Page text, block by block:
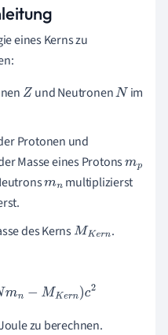
eines Kerns zu
Z und NeutronenN im
Protonen und
Masse eines Protonsmp
mn multiplizierst
des KernsMKern .
n−M Ke rn)c2
zu berechnen.